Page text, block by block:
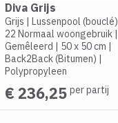
Diva Grijs
Grijs | Lussenpool (bouclé)
22 Normaal woongebruik|
Gemêleerd | 50 x 50 cm |
Back2Back (Bitumen) |
Polypropyleen
€ 236,25 per partij